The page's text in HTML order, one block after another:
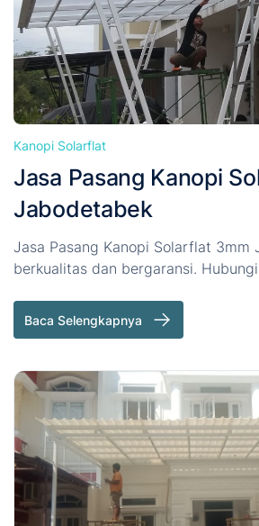
Kanopi Solarflat
Jasa Pasang Kanopi
Jabodetabek
Jasa Pasang Kanopi Solarflat 3mm
berkualitas dan bergaransi.
Baca Selengkapnya